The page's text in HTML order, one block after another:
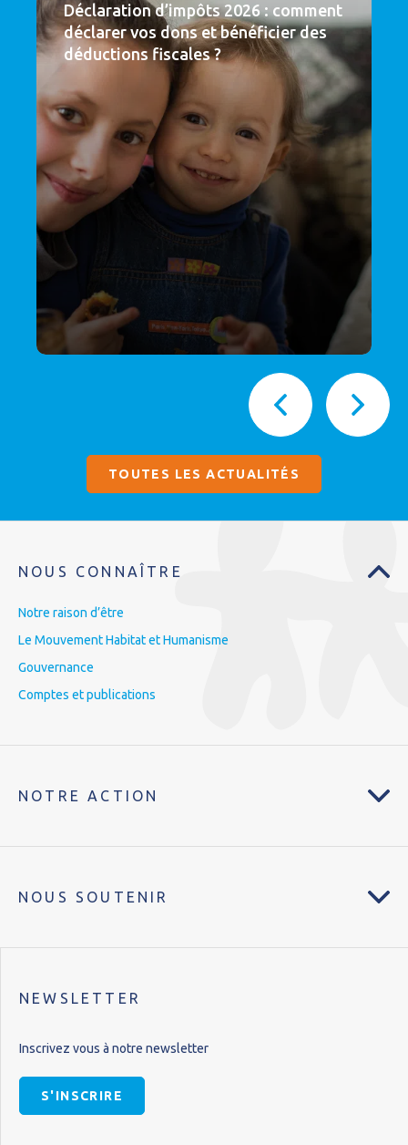
Déclaration d’impôts 2026 : comment
déclarer vos dons et bénéficier des
déductions fiscales ?
TOUTES LES ACTUALITÉS
NOUS CONNAÎTRE
Notre raison d’être
Le Mouvement Habitat et Humanisme
Gouvernance
Comptes et publications
NOTRE ACTION
NOUS SOUTENIR
NEWSLETTER
Inscrivez vous à notre newsletter
S'INSCRIRE